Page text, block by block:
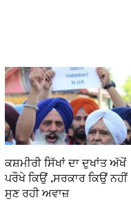
ਕਸ਼ਮੀਰੀ ਸਿੱਖਾਂ ਦਾ ਦੁਖਾਂਤ ਅੱਖੋਂ
ਪਰੌਖੇ ਕਿਉਂ ,ਸਰਕਾਰ ਕਿਉਂ ਨਹੀਂ
ਸੁਣ ਰਹੀ ਅਵਾਜ਼